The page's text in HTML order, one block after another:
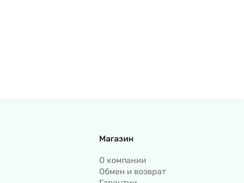
Магазин
О компании
Обмен и возврат